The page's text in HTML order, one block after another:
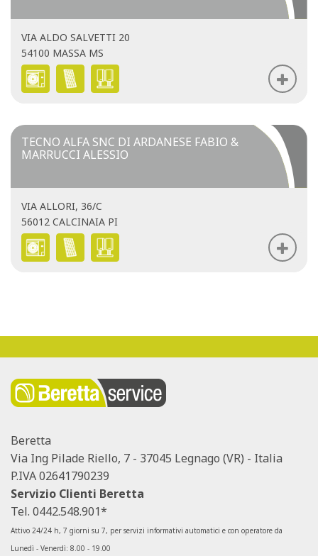
VIA ALDO SALVETTI 20
54100 MASSA MS
TECNO ALFA SNC DI ARDANESE FABIO &
MARRUCCI ALESSIO
VIA ALLORI, 36/C
56012 CALCINAIA PI
Beretta
Via Ing Pilade Riello, 7 - 37045 Legnago (VR) - Italia
P.IVA 02641790239
Servizio Clienti Beretta
Tel. 0442.548.901*
Attivo 24/24 h, 7 giorni su 7, per servizi informativi automatici e con operatore da
Lunedì - Venerdì: 8.00 - 19.00